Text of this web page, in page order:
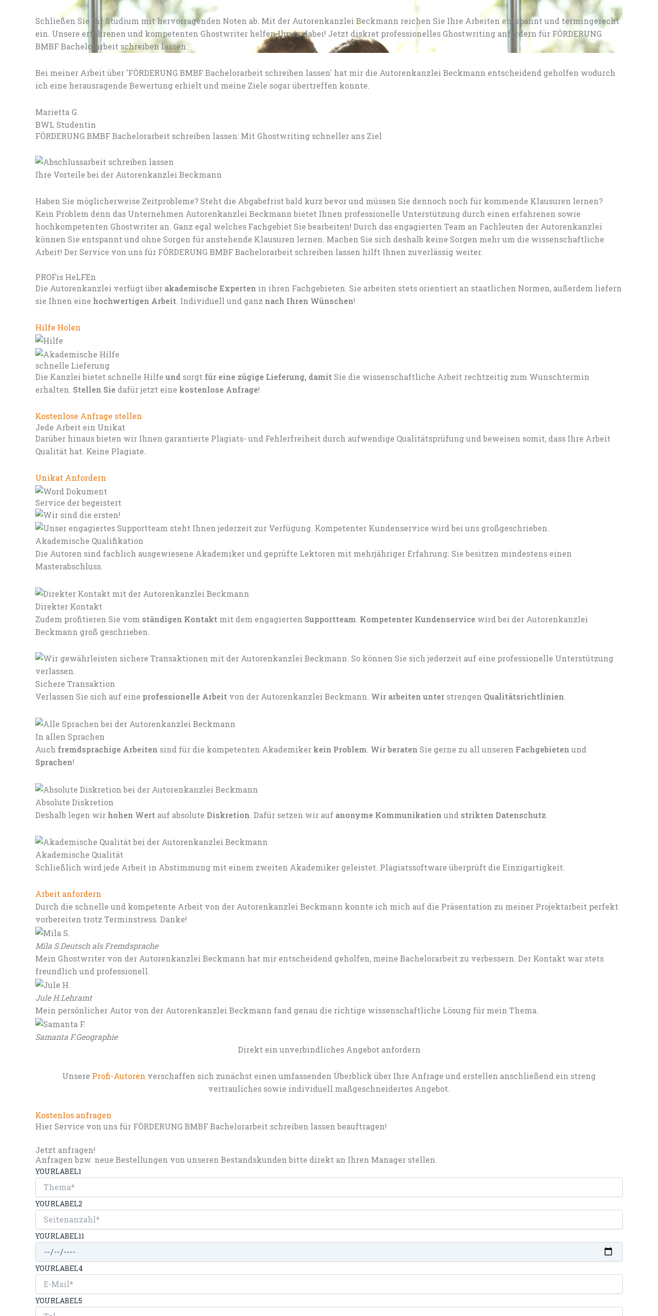
Schließen Sie Ihr Studium mit hervorragenden Noten ab. Mit der Autorenkanzlei Beckmann reichen Sie Ihre Arbeiten entspannt und termingerecht
ein. Unsere erfahrenen und kompetenten Ghostwriter helfen Ihnen dabei! Jetzt diskret professionelles Ghostwriting anfordern für FÖRDERUNG
BMBF Bachelorarbeit schreiben lassen.
Bei meiner Arbeit über 'FÖRDERUNG BMBF Bachelorarbeit schreiben lassen' hat mir die Autorenkanzlei Beckmann entscheidend geholfen wodurch
ich eine herausragende Bewertung erhielt und meine Ziele sogar übertreffen konnte.
Marietta G.
BWL Studentin
FÖRDERUNG BMBF Bachelorarbeit schreiben lassen: Mit Ghostwriting schneller ans Ziel
Ihre Vorteile bei der Autorenkanzlei Beckmann
Haben Sie möglicherweise Zeitprobleme? Steht die Abgabefrist bald kurz bevor und müssen Sie dennoch noch für kommende Klausuren lernen?
Kein Problem denn das Unternehmen Autorenkanzlei Beckmann bietet Ihnen professionelle Unterstützung durch einen erfahrenen sowie
hochkompetenten Ghostwriter an. Ganz egal welches Fachgebiet Sie bearbeiten! Durch das engagierten Team an Fachleuten der Autorenkanzlei
können Sie entspannt und ohne Sorgen für anstehende Klausuren lernen. Machen Sie sich deshalb keine Sorgen mehr um die wissenschaftliche
Arbeit! Der Service von uns für FÖRDERUNG BMBF Bachelorarbeit schreiben lassen hilft Ihnen zuverlässig weiter.
PROFis HeLFEn
Die Autorenkanzlei verfügt über akademische Experten in ihren Fachgebieten. Sie arbeiten stets orientiert an staatlichen Normen, außerdem liefern
sie Ihnen eine hochwertigen Arbeit. Individuell und ganz nach Ihren Wünschen!
Hilfe Holen
schnelle Lieferung
Die Kanzlei bietet schnelle Hilfe und sorgt für eine zügige Lieferung, damit Sie die wissenschaftliche Arbeit rechtzeitig zum Wunschtermin
erhalten. Stellen Sie dafür jetzt eine kostenlose Anfrage!
Kostenlose Anfrage stellen
Jede Arbeit ein Unikat
Darüber hinaus bieten wir Ihnen garantierte Plagiats- und Fehlerfreiheit durch aufwendige Qualitätsprüfung und beweisen somit, dass Ihre Arbeit
Qualität hat. Keine Plagiate.
Unikat Anfordern
Service der begeistert
Akademische Qualifikation
Die Autoren sind fachlich ausgewiesene Akademiker und geprüfte Lektoren mit mehrjähriger Erfahrung. Sie besitzen mindestens einen
Masterabschluss.
Direkter Kontakt
Zudem profitieren Sie vom ständigen Kontakt mit dem engagierten Supportteam. Kompetenter Kundenservice wird bei der Autorenkanzlei
Beckmann groß geschrieben.
Sichere Transaktion
Verlassen Sie sich auf eine professionelle Arbeit von der Autorenkanzlei Beckmann. Wir arbeiten unter strengen Qualitätsrichtlinien.
In allen Sprachen
Auch fremdsprachige Arbeiten sind für die kompetenten Akademiker kein Problem. Wir beraten Sie gerne zu all unseren Fachgebieten und
Sprachen!
Absolute Diskretion
Deshalb legen wir hohen Wert auf absolute Diskretion. Dafür setzen wir auf anonyme Kommunikation und strikten Datenschutz.
Akademische Qualität
Schließlich wird jede Arbeit in Abstimmung mit einem zweiten Akademiker geleistet. Plagiatssoftware überprüft die Einzigartigkeit.
Arbeit anfordern
Durch die schnelle und kompetente Arbeit von der Autorenkanzlei Beckmann konnte ich mich auf die Präsentation zu meiner Projektarbeit perfekt
vorbereiten trotz Terminstress. Danke!
Mila S.Deutsch als Fremdsprache
Mein Ghostwriter von der Autorenkanzlei Beckmann hat mir entscheidend geholfen, meine Bachelorarbeit zu verbessern. Der Kontakt war stets
freundlich und professionell.
Jule H.Lehramt
Mein persönlicher Autor von der Autorenkanzlei Beckmann fand genau die richtige wissenschaftliche Lösung für mein Thema.
Samanta F.Geographie
Direkt ein unverbindliches Angebot anfordern
Unsere Profi-Autoren verschaffen sich zunächst einen umfassenden Überblick über Ihre Anfrage und erstellen anschließend ein streng
vertrauliches sowie individuell maßgeschneidertes Angebot.
Kostenlos anfragen
Hier Service von uns für FÖRDERUNG BMBF Bachelorarbeit schreiben lassen beauftragen!
Jetzt anfragen!
Anfragen bzw. neue Bestellungen von unseren Bestandskunden bitte direkt an Ihren Manager stellen.
YOURLABEL1
YOURLABEL2
YOURLABEL11
YOURLABEL4
YOURLABEL5